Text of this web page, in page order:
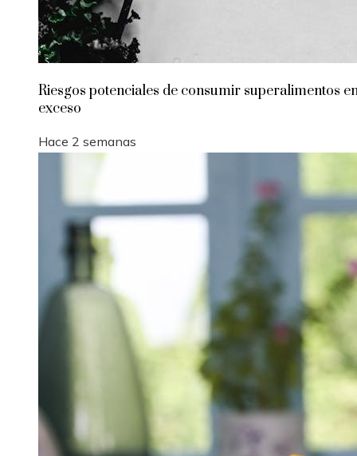
Riesgos potenciales de consumir superalimentos
exceso
Hace 2 semanas